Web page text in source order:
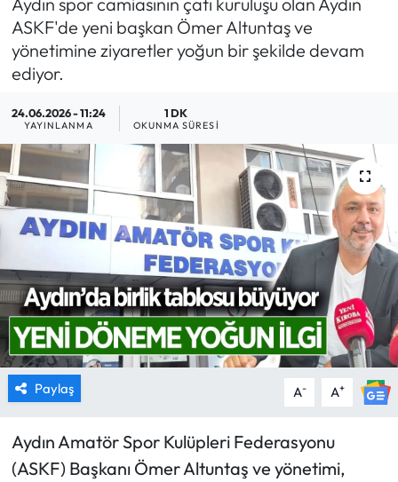
ASKF'de yeni başkan Ömer Altuntaş ve
yönetimine ziyaretler yoğun bir şekilde devam
ediyor.
24.06.2026 - 11:24
YAYINLANMA
1 DK
OKUNMA SÜRESI
Paylaş A- A+
Aydın Amatör Spor Kulüpleri Federasyonu
(ASKF) Başkanı Ömer Altuntaş ve yönetimi,
MAGAZİN
SAĞLIK
SİYASET
SPOR
TARIM
YAŞAM
RESMİ İLANLAR
HABER İLAN